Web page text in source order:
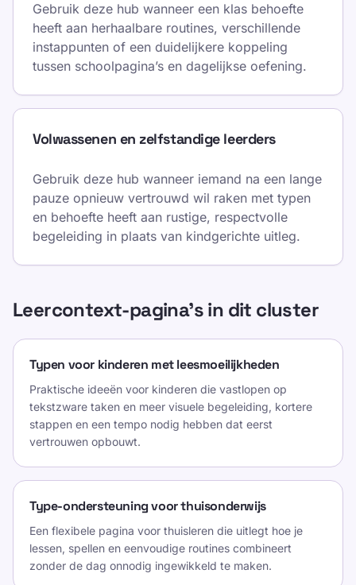
Gebruik deze hub wanneer een klas behoefte
heeft aan herhaalbare routines, verschillende
instappunten of een duidelijkere koppeling
tussen schoolpagina’s en dagelijkse oefening.
Volwassenen en zelfstandige leerders
Gebruik deze hub wanneer iemand na een lange
pauze opnieuw vertrouwd wil raken met typen
en behoefte heeft aan rustige, respectvolle
begeleiding in plaats van kindgerichte uitleg.
Leercontext-pagina’s in dit cluster
Typen voor kinderen met leesmoeilijkheden
Praktische ideeën voor kinderen die vastlopen op
tekstzware taken en meer visuele begeleiding, kortere
stappen en een tempo nodig hebben dat eerst
vertrouwen opbouwt.
Type-ondersteuning voor thuisonderwijs
Een flexibele pagina voor thuisleren die uitlegt hoe je
lessen, spellen en eenvoudige routines combineert
zonder de dag onnodig ingewikkeld te maken.